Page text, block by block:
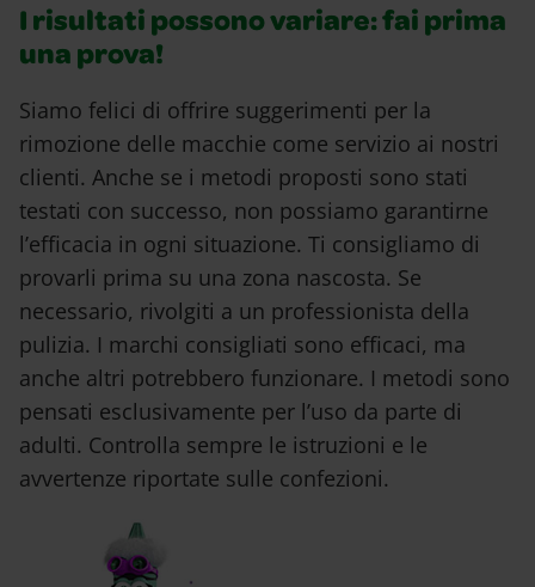
I risultati possono variare: fai prima
una prova!
Siamo felici di offrire suggerimenti per la
rimozione delle macchie come servizio ai nostri
clienti. Anche se i metodi proposti sono stati
testati con successo, non possiamo garantirne
l’efficacia in ogni situazione. Ti consigliamo di
provarli prima su una zona nascosta. Se
necessario, rivolgiti a un professionista della
pulizia. I marchi consigliati sono efficaci, ma
anche altri potrebbero funzionare. I metodi sono
pensati esclusivamente per l’uso da parte di
adulti. Controlla sempre le istruzioni e le
avvertenze riportate sulle confezioni.